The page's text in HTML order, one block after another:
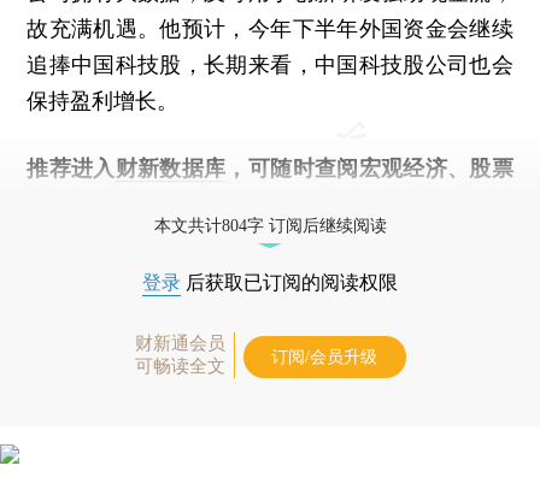
故充满机遇。他预计，今年下半年外国资金会继续
追捧中国科技股，长期来看，中国科技股公司也会
保持盈利增长。
推荐进入 财新数据库 ，可随时查阅宏观经济、股票
本文共计804字 订阅后继续阅读
登录 后获取已订阅的阅读权限
财新通会员
可畅读全文
订阅/会员升级